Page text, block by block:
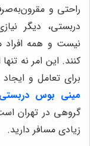
راحتی و
دربستی، دیگر
نیست و همه افراد
کنند. این امر نه
برای تعامل و
مینی بوس دربستی
گروهی در تهران
زیادی مسافر دارید.